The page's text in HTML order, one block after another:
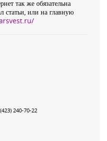
так же обязательна
статьи, или на главную
240-70-22